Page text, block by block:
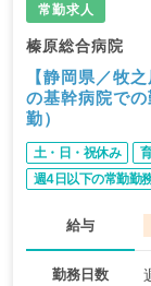
常勤求人
榛原総合病院
【静岡県／牧
の基幹病院で
勤）
土・日・祝休み
週4日以下の常勤勤
給与
勤務日数